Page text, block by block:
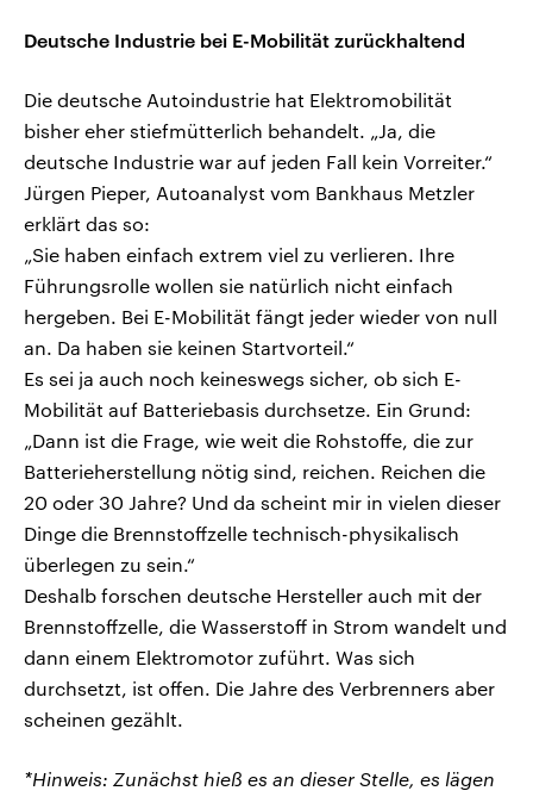
Deutsche Industrie bei E-Mobilität zurückhaltend
Die deutsche Autoindustrie hat Elektromobilität
bisher eher stiefmütterlich behandelt. „Ja, die
deutsche Industrie war auf jeden Fall kein Vorreiter.“
Jürgen Pieper, Autoanalyst vom Bankhaus Metzler
erklärt das so:
„Sie haben einfach extrem viel zu verlieren. Ihre
Führungsrolle wollen sie natürlich nicht einfach
hergeben. Bei E-Mobilität fängt jeder wieder von null
an. Da haben sie keinen Startvorteil.“
Es sei ja auch noch keineswegs sicher, ob sich E-
Mobilität auf Batteriebasis durchsetze. Ein Grund:
„Dann ist die Frage, wie weit die Rohstoffe, die zur
Batterieherstellung nötig sind, reichen. Reichen die
20 oder 30 Jahre? Und da scheint mir in vielen dieser
Dinge die Brennstoffzelle technisch-physikalisch
überlegen zu sein.“
Deshalb forschen deutsche Hersteller auch mit der
Brennstoffzelle, die Wasserstoff in Strom wandelt und
dann einem Elektromotor zuführt. Was sich
durchsetzt, ist offen. Die Jahre des Verbrenners aber
scheinen gezählt.
*Hinweis: Zunächst hieß es an dieser Stelle, es lägen